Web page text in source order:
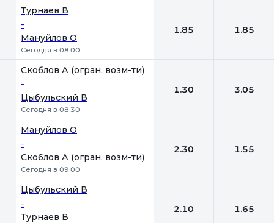
Турнаев В
-
Мануйлов О
Сегодня в 08:00
1.85 1.85
Скоблов А (огран. возм-ти)
-
Цыбульский В
Сегодня в 08:30
1.30 3.05
Мануйлов О
-
Скоблов А (огран. возм-ти)
Сегодня в 09:00
2.30 1.55
Цыбульский В
-
Турнаев В
2.10 1.65